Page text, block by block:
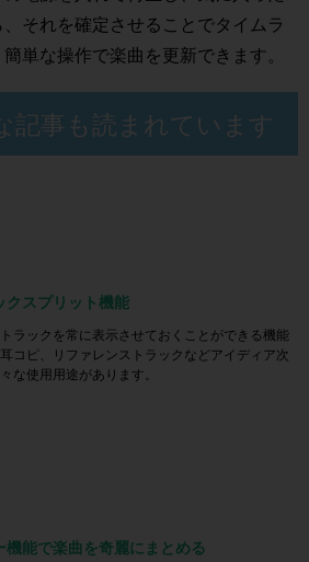
それを確定させることでタイムラ
単な操作で楽曲を更新できます。
記事も読まれています
クスプリット機能
ラックを常に表示させておくことができる機能
コピ、リファレンストラックなどアイディア次
な使用用途があります。
機能で楽曲を奇麗にまとめる